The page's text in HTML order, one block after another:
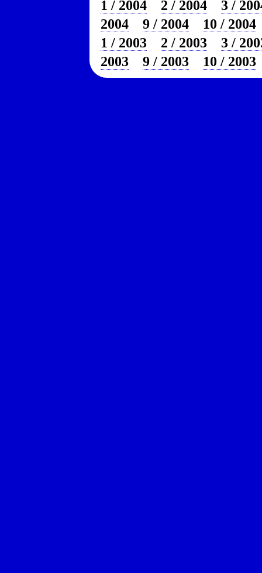
1 / 2004 2 / 2004
3 /
2004
9 / 2004
10 / 2004
1 / 2003
2 / 2003
3 /
2003
9 / 2003 10 / 2003